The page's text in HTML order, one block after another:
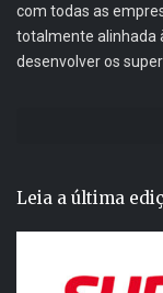
com todas as
totalmente alinhada
desenvolver os
Leia a última